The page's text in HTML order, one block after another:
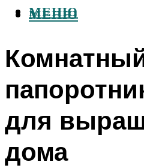
МЕНЮ
МЕНЮ
для
дома